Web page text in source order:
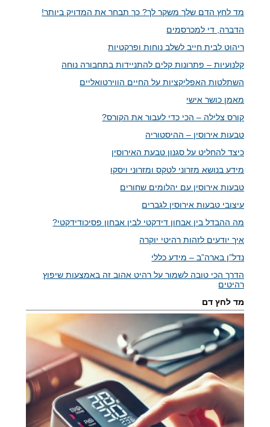
מד לחץ הדם שלך משקר לך? כך תבחר את המדויק ביותר!
הדברה, די למכרסמים
ריהוט לבית חייב לשלב נוחות ופרקטיות
קלנועיות – פתרונות קלים להתניידות בתחבורה נוחה
השתלטות האפליקציות על החיים הווירטואליים
מאמן כושר אישי
קורס צלילה – הכי כדי לעבור את הקורס?
טבעות אירוסין – ההיסטוריה
כיצד להחליט על סגנון טבעת האירוסין
מידע בנושא מזרוני לטקס ומזרוני ויסקו
טבעות אירוסין עם יהלומים שחורים
עיצובי טבעות אירוסין לגברים
מה ההבדל בין אבחון דידקטי לבין אבחון פסיכודידקטי?
איך יודעים לזהות רהיטי יוקרה
נדל”ן בארה”ב – מידע כללי
הדרך הכי טובה לשמור על רהיט אהוב זה באמצעות שיפוץ
רהיטים
מד לחץ דם